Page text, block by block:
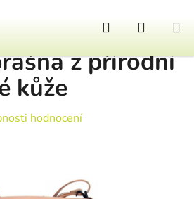
Hledat
z přírodní
kůže
je 0,0 z 5 hvězdiček.
hodnocení